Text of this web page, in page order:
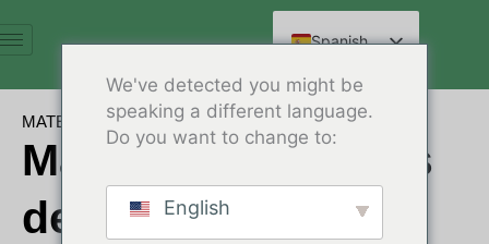
al
Spanish
English
Arabic
French
German
Russian
MATERIAL
Material y cáscaras
de palma
We've detected you might be
speaking a different language.
Do you want to change to:
English